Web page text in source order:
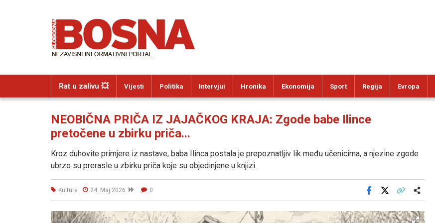
Rat u zalivu 💥 Vijesti Politika Intervjui Hronika Ekonomija Sport Regija Evropa
NEOBIČNA PRIČA IZ JAJAČKOG KRAJA: Zgode babe Ilince
pretočene u zbirku priča...
Kroz duhovite primjere iz nastave, baba Ilinca postala je prepoznatljiv lik među učenicima, a njezine zgode
ubrzo su prerasle u zbirku priča koje su objedinjene u knjizi.
Kultura 24. Maj 2026 0
Facebook